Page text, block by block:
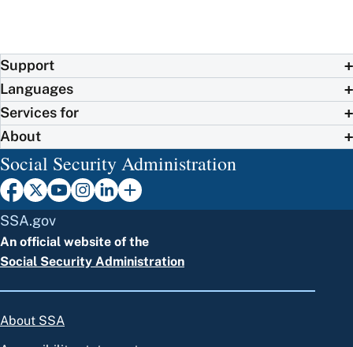
Support
Languages
Services for
About
Social Security Administration
SSA.gov
An official website of the
Social Security Administration
About SSA